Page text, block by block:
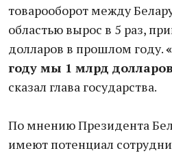
товарооборот между
областью вырос в 5 раз,
долларов в прошлом году.
году мы 1 млрд
сказал глава государства.
По мнению Президента
имеют потенциал